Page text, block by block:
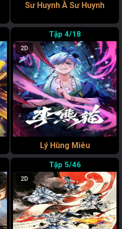
Sư Huynh À Sư Huynh
4/18
2D
Lý Hùng Miêu
5/46
2D